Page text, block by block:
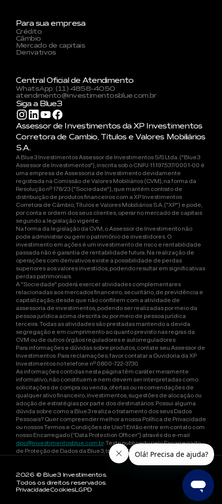
Para sua empresa
Crédito
Câmbio
Mercado de capitais
Derivativos
Central Oficial de Atendimento
WhatsApp: (11) 4858-4050
atendimento@investimentosblue.com.br
Siga a Blue3
Assessor de Investimentos da XP Investimentos
Corretora de Cambio, Títulos e Valores Mobiliários
S.A.
A Blue3 Investimentos Assessor de Investimentos S/S Ltda. ("Blue3
Assessor de Investimentos"), inscrita sob o CNPJ 11.197.537/0001-00 é
uma empresa de Assessoria de Investimento devidamente
registrada na Comissão de Valores Mobiliários (CVM), na forma da
Resolução nº 178/23 ("Sociedade"), que mantém contrato de
distribuição de produtos financeiros com a XP Investimentos
Corretora de Câmbio, Títulos e Valores Mobiliários S.A. ("XP") e pode,
por conta e ordem dos seus clientes, operar no mercado de capitais
segundo a legislação vigente.
Na forma da legislação da CVM, o Assessor de Investimento não
pode administrar ou gerir o patrimônio de investidores. O
investimento em ações é um investimento de risco e rentabilidade
passada não é garantia de rentabilidade futura. Na realização de
operações com derivativos existe a possibilidade de perdas
superiores aos valores investidos, podendo resultar em significativas
perdas patrimoniais.
A "Sociedade" poderá exercer atividades complementares
relacionadas aos mercados financeiro, securitário, de previdência e
capitalização, desde que não conflitem com a atividade de
assessoria de investimentos, podendo ser realizadas por meio da
pessoa jurídica acima descrita ou por meio de pessoa jurídica
terceira. Todas as atividades são prestadas mantendo a devida
segregação e em cumprimento ao quanto previsto nas regras da
CVM ou de outros órgãos reguladores e autorreguladores.
Para informações e dúvidas sobre produtos, contate seu Assessor de
Investimentos. Para reclamações, favor contatar a Ouvidoria da XP
Investimentos no telefone nº 0800-722-3730.
As informações contidas nesta página têm caráter meramente
informativo, não constituem e nem devem ser interpretadas como
solicitações de compra ou venda, ofertas ou recomendações de
qualquer ativo financeiro, investimentos, sugestões de alocação ou
adoção de estratégias por parte dos destinatários. Possui alguma
dúvida sobre como a Blue3 realiza o tratamento dos seus Dados
Pessoais? Quer compreender melhor a nossa Política de Privacidade
ou nossos Termos e Condições de Uso? Então entre em contato com
nosso Encarregado (“Data Protection Officer”) através do e-mail
dpo@investimentosblue.com.br. Texto publicado pelo Encarregado
de Proteção de Dados da Blue3, Isadora Orlandini Carneiro Ducatti
2026 © Blue3 Investimentos.
Todos os direitos reservados.
PrivacidadeCookiesLGPD